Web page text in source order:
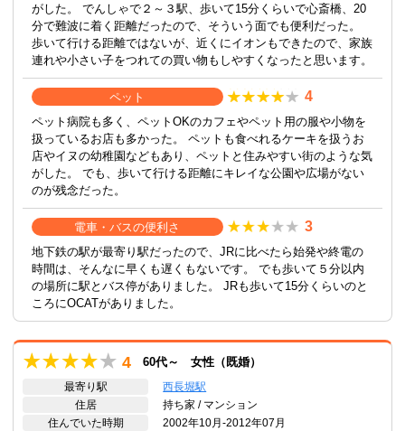
がした。 でんしゃで２～３駅、歩いて15分くらいで心斎橋、20
分で難波に着く距離だったので、そういう面でも便利だった。
歩いて行ける距離ではないが、近くにイオンもできたので、家族
連れや小さい子をつれての買い物もしやすくなったと思います。
ペット 4
ペット病院も多く、ペットOKのカフェやペット用の服や小物を
扱っているお店も多かった。 ペットも食べれるケーキを扱うお
店やイヌの幼稚園などもあり、ペットと住みやすい街のような気
がした。 でも、歩いて行ける距離にキレイな公園や広場がない
のが残念だった。
電車・バスの便利さ 3
地下鉄の駅が最寄り駅だったので、JRに比べたら始発や終電の
時間は、そんなに早くも遅くもないです。 でも歩いて５分以内
の場所に駅とバス停がありました。 JRも歩いて15分くらいのと
ころにOCATがありました。
4 60代～ 女性（既婚）
最寄り駅
西長堀駅
住居
持ち家 / マンション
住んでいた時期
2002年10月-2012年07月